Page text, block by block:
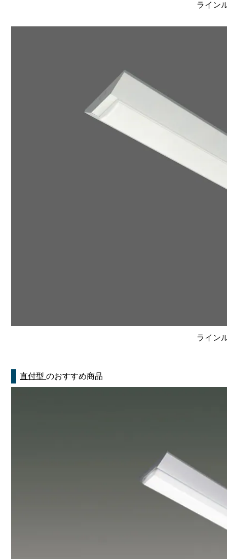
ライン
ライン
直付型のおすすめ商品